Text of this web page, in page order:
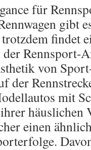
für
gibt
findet
Rennsport-
von
der
mit
einen